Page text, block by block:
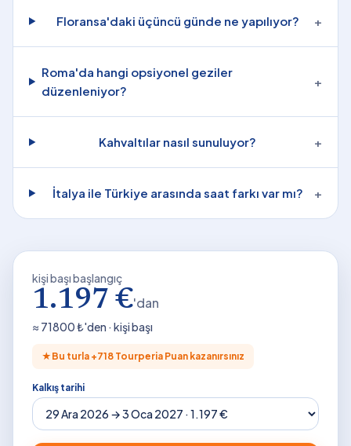
Floransa'daki üçüncü günde ne yapılıyor? +
Roma'da hangi opsiyonel geziler
düzenleniyor?
+
Kahvaltılar nasıl sunuluyor? +
İtalya ile Türkiye arasında saat farkı var mı? +
kişi başı başlangıç
1.197 €'dan
≈ 71800₺'den · kişi başı
★ Bu turla +718 Tourperia Puan kazanırsınız
Kalkış tarihi